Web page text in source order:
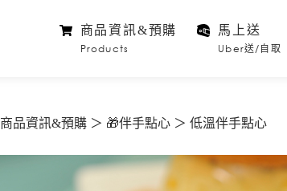
商品資訊&預購
Products
馬上送
Uber送/自取
商品資訊&預購 🎁伴手點心 低溫伴手點心